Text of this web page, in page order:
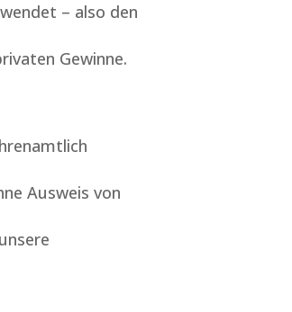
– also den
Gewinne.
Ausweis von